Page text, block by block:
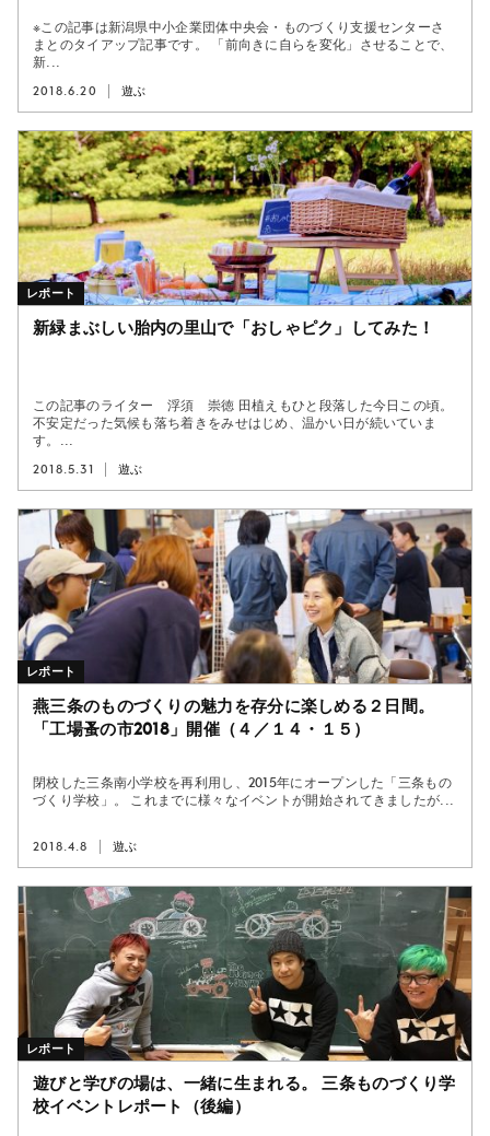
※この記事は新潟県中小企業団体中央会・ものづくり支援センターさ
まとのタイアップ記事です。 「前向きに自らを変化」させることで、
新...
2018.6.20 遊ぶ
新緑まぶしい胎内の里山で「おしゃピク」してみた！
この記事のライター 浮須 崇徳 田植えもひと段落した今日この頃。
不安定だった気候も落ち着きをみせはじめ、温かい日が続いていま
す。...
2018.5.31 遊ぶ
レポート
燕三条のものづくりの魅力を存分に楽しめる２日間。
「工場蚤の市2018」開催（４／１４・１５）
閉校した三条南小学校を再利用し、2015年にオープンした「三条もの
づくり学校」。 これまでに様々なイベントが開始されてきましたが...
2018.4.8 遊ぶ
レポート
遊びと学びの場は、一緒に生まれる。 三条ものづくり学
校イベントレポート（後編）
レポート